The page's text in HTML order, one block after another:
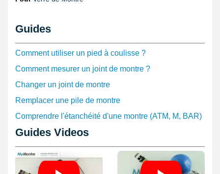
Guides
Comment utiliser un pied à coulisse ?
Comment mesurer un joint de montre ?
Changer un joint de montre
Remplacer une pile de montre
Comprendre l'étanchéité d'une montre (ATM, M, BAR)
Guides Videos